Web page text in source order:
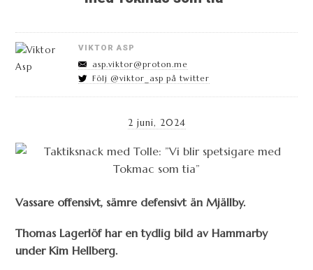
VIKTOR ASP
asp.viktor@proton.me
Följ @viktor_asp på twitter
2 juni, 2024
Vassare offensivt, sämre defensivt än Mjällby.
Thomas Lagerlöf har en tydlig bild av Hammarby
under Kim Hellberg.